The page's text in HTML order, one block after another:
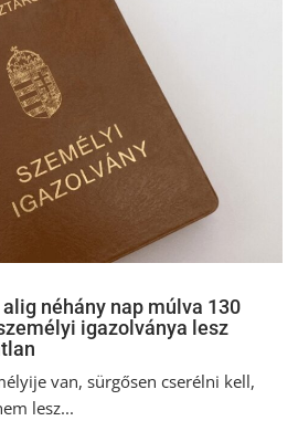
néhány nap múlva 130
igazolványa lesz
van, sürgősen cserélni kell,
lesz...